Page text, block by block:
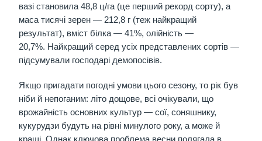
вазі становила 48,8 ц/га (це перший рекорд сорту), а
маса тисячі зерен — 212,8 г (теж найкращий
результат), вміст білка — 41%, олійність —
20,7%. Найкращий серед усіх представлених сортів —
підсумували господарі демопосівів.
Якщо пригадати погодні умови цього сезону, то рік був
ніби й непоганим: літо дощове, всі очікували, що
врожайність основних культур — сої, соняшнику,
кукурудзи будуть на рівні минулого року, а може й
кращі. Однак ключова проблема весни полягала в